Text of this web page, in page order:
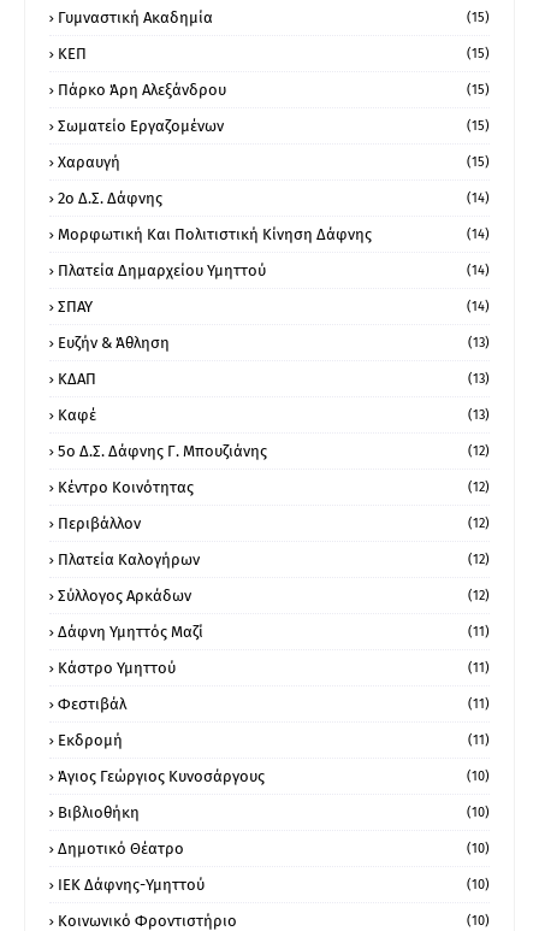
Γυμναστική Ακαδημία (15)
ΚΕΠ (15)
Πάρκο Άρη Αλεξάνδρου (15)
Σωματείο Εργαζομένων (15)
Χαραυγή (15)
2ο Δ.Σ. Δάφνης (14)
Μορφωτική Και Πολιτιστική Κίνηση Δάφνης (14)
Πλατεία Δημαρχείου Υμηττού (14)
ΣΠΑΥ (14)
Ευζήν & Άθληση (13)
ΚΔΑΠ (13)
Καφέ (13)
5ο Δ.Σ. Δάφνης Γ. Μπουζιάνης (12)
Κέντρο Κοινότητας (12)
Περιβάλλον (12)
Πλατεία Καλογήρων (12)
Σύλλογος Αρκάδων (12)
Δάφνη Υμηττός Μαζί (11)
Κάστρο Υμηττού (11)
Φεστιβάλ (11)
Εκδρομή (11)
Άγιος Γεώργιος Κυνοσάργους (10)
Βιβλιοθήκη (10)
Δημοτικό Θέατρο (10)
ΙΕΚ Δάφνης-Υμηττού (10)
Κοινωνικό Φροντιστήριο (10)